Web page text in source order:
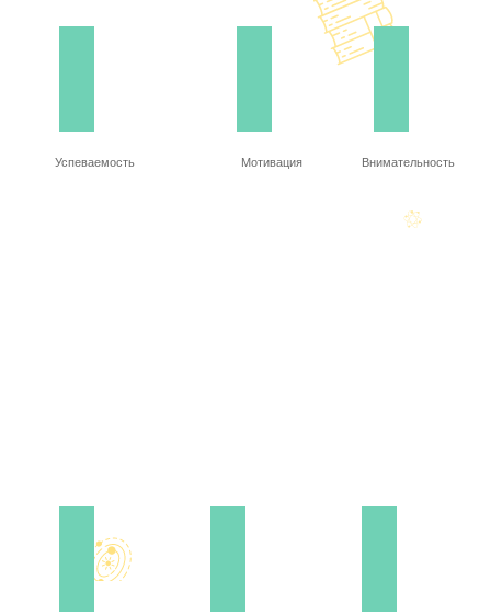
Успеваемость Мотивация Внимательность